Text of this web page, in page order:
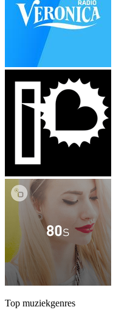
Top muziekgenres